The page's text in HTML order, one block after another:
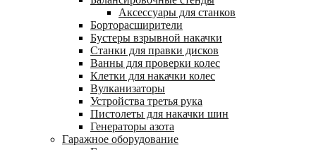
Аксессуары для станков
Борторасширители
Бустеры взрывной накачки
Станки для правки дисков
Ванны для проверки колес
Клетки для накачки колес
Вулканизаторы
Устройства третья рука
Пистолеты для накачки шин
Генераторы азота
Гаражное оборудование